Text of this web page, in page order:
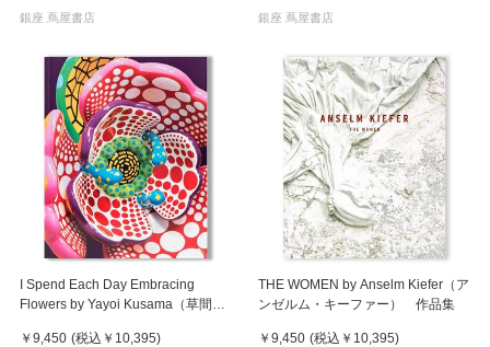
銀座 蔦屋書店 銀座 蔦屋書店
I Spend Each Day Embracing
Flowers by Yayoi Kusama（草間彌
￥9,450 (税込 ￥10,395)
THE WOMEN by Anselm Kiefer（ア
ンゼルム・キーファー） 作品集
￥9,450 (税込 ￥10,395)